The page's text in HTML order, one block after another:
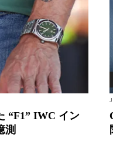
“F1” IWC イン
測